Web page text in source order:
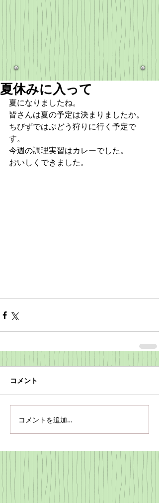
夏休みに入って
夏になりましたね。
皆さんは夏の予定は決まりましたか。
ちびずではぶどう狩りに行く予定で
す。
今週の調理実習はカレーでした。
おいしくできました。
コメント
コメントを追加…